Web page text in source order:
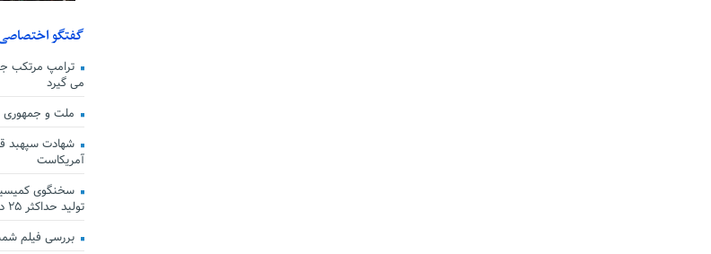
گفتگو
ترامپ مرتکب
می گیرد
ملت و جمهوری
شهادت سپهبد
آمریکاست
سخنگوی
تولید حداکثر ۲۵ درصد اجرایی شده است
بررسی فیلم